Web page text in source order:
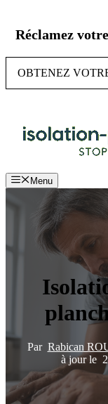
contenu
Réclamez
OBTENEZ
Menu
Par Rabican
à jour le